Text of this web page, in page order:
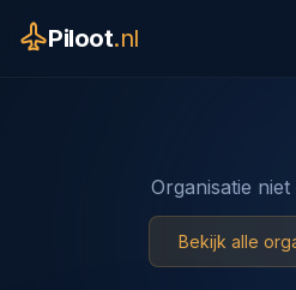
Piloot.nl
Organisatie
Bekijk alle